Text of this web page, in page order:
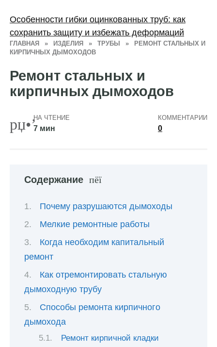
ГЛАВНАЯ » ИЗДЕЛИЯ » ТРУБЫ »
РЕМОНТ СТАЛЬНЫХ И
КИРПИЧНЫХ ДЫМОХОДОВ
Ремонт стальных и
кирпичных дымоходов
НА ЧТЕНИЕ
7 мин
КОММЕНТАРИИ
0
Содержание
Почему разрушаются дымоходы
Мелкие ремонтные работы
Когда необходим капитальный
ремонт
Как отремонтировать стальную
дымоходную трубу
Способы ремонта кирпичного
дымохода
Ремонт кирпичной кладки
Особенности гибки оцинкованных труб: как
сохранить защиту и избежать деформаций